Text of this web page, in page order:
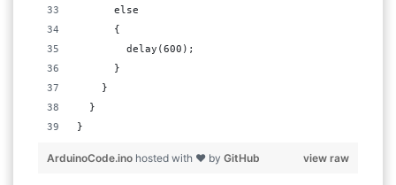
      else
      {
        delay(600);
      }
    }
  }
}
view raw
ArduinoCode.ino hosted with ❤ by GitHub